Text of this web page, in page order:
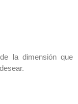
la dimensión que